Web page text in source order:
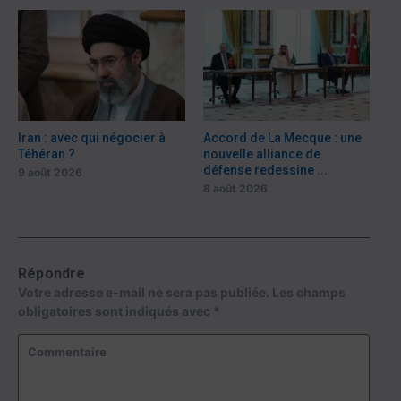
Iran : avec qui négocier à
Téhéran ?
9 août 2026
Accord de La Mecque : une
nouvelle alliance de
défense redessine ...
8 août 2026
Répondre
Votre adresse e-mail ne sera pas publiée. Les champs
obligatoires sont indiqués avec *